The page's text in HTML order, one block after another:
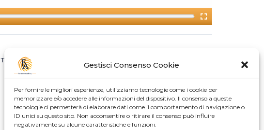
Gestisci Consenso Cookie
Per fornire le migliori esperienze, utilizziamo tecnologie come i cookie per
memorizzare e/o accedere alle informazioni del dispositivo. Il consenso a queste
tecnologie ci permetterà di elaborare dati come il comportamento di navigazione o
ID unici su questo sito. Non acconsentire o ritirare il consenso può influire
negativamente su alcune caratteristiche e funzioni.
Torna a Corso